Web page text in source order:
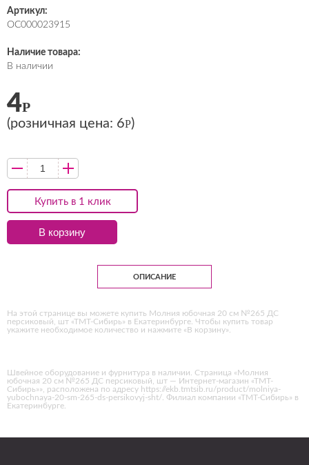
Артикул:
ОС000023915
Наличие товара:
В наличии
Купить в 1 клик
4Р
(розничная цена: 6Р)
В корзину
ОПИСАНИЕ
На этой странице вы можете купить Молния юбочная 20 см №265 ДС
персиковый, шт «ТМТ-Сибирь» в Екатеринбурге. Чтобы купить товар
укажите необходимое количество и нажмите «В корзину».
Швейное оборудование и фурнитура в наличии. Страница «Молния
юбочная 20 см №265 ДС персиковый, шт — Интернет-магазин «ТМТ-
Сибирь»», расположена по адресу https://ekb.tmtsib.ru/product/molniya-
yubochnaya-20-sm-265-ds-persikovyj-sht/. Филиал компании «ТМТ-Сибирь» в
Екатеринбурге.